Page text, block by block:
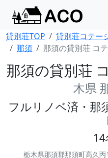
貸別荘TOP 貸別荘コテー
那須
那須の貸別荘 コ
那須の貸別荘
木県
フルリノベ済・那
栃木県那須郡那須町高久